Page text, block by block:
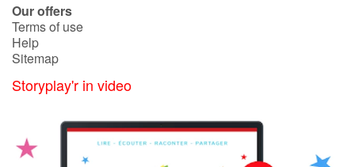
Our offers
Terms of use
Help
Sitemap
Storyplay'r in video